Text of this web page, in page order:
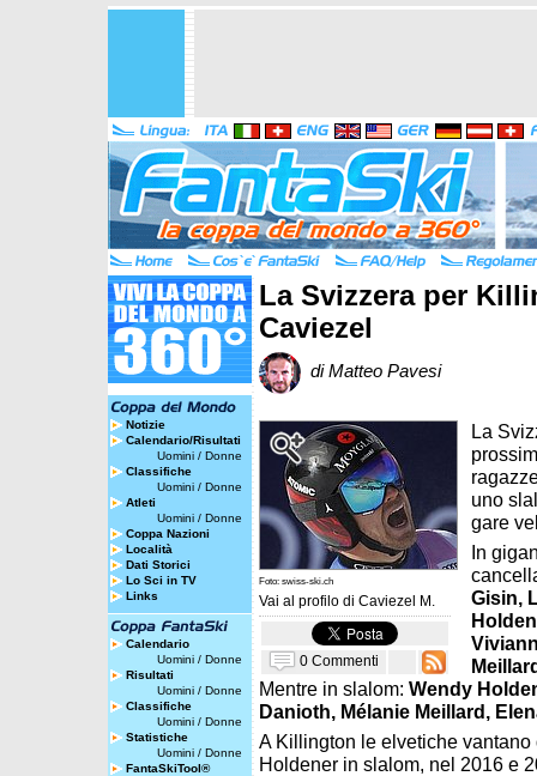
Notizie
Calendario/Risultati
Uomini / Donne
Classifiche
Uomini / Donne
Atleti
Uomini / Donne
Coppa Nazioni
Località
Dati Storici
Lo Sci in TV
Links
Calendario
Uomini / Donne
Risultati
Uomini / Donne
Classifiche
Uomini / Donne
Statistiche
Uomini / Donne
FantaSkiTool®
La Svizzera per
Caviezel
di Matteo Pavesi
Foto: swiss-ski.ch
Vai al profilo di Caviezel M.
0 Commenti
La
uno
gare
In
Gisin,
Mentre in slalom: Wendy
Danioth, Mélanie Meillard,
A Killington le elvetiche
Holdener in slalom, nel 2016 e